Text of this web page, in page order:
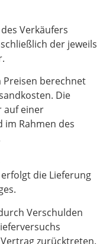
Verkäufers
der jeweils
Preisen berechnet
Die
auf einer
Rahmen des
die Lieferung
Verschulden
zurücktreten.